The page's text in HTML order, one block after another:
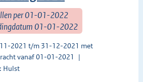
per 01-01-2022
01-01-2022
2021 t/m 31-12-2021 met
vanaf 01-01-2021
Hulst